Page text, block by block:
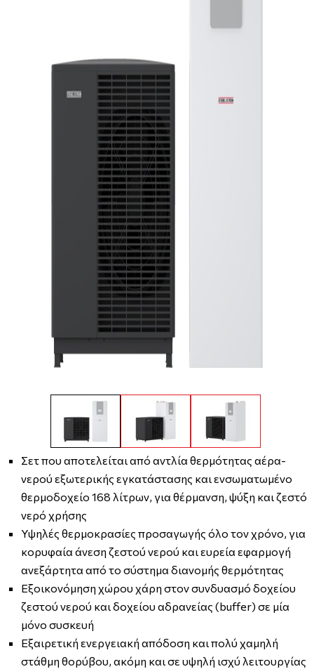
Σετ που αποτελείται από αντλία θερμότητας αέρα-
νερού εξωτερικής εγκατάστασης και ενσωματωμένο
θερμοδοχείο 168 λίτρων, για θέρμανση, ψύξη και ζεστό
νερό χρήσης
Υψηλές θερμοκρασίες προσαγωγής όλο τον χρόνο, για
κορυφαία άνεση ζεστού νερού και ευρεία εφαρμογή
ανεξάρτητα από το σύστημα διανομής θερμότητας
Εξοικονόμηση χώρου χάρη στον συνδυασμό δοχείου
ζεστού νερού και δοχείου αδρανείας (buffer) σε μία
μόνο συσκευή
Εξαιρετική ενεργειακή απόδοση και πολύ χαμηλή
στάθμη θορύβου, ακόμη και σε υψηλή ισχύ λειτουργίας